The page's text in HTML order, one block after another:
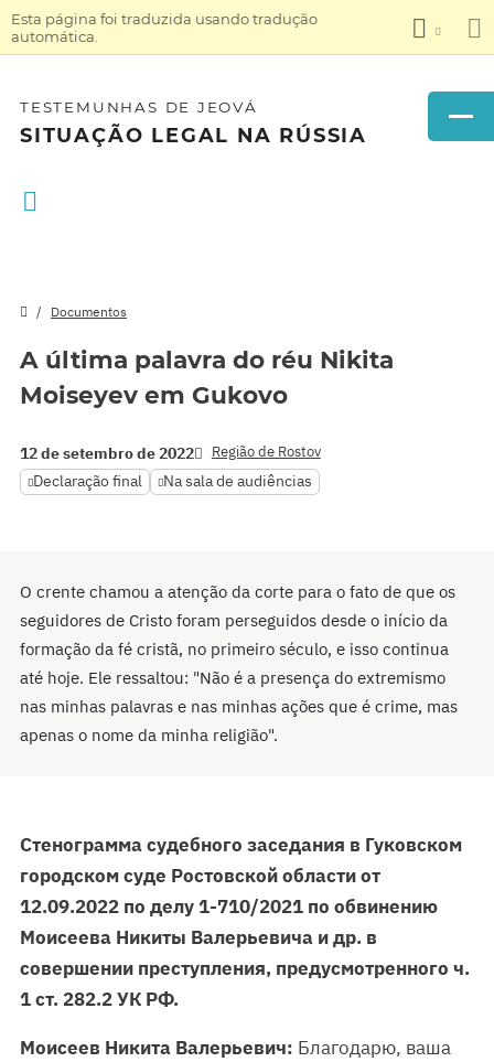
Esta página foi traduzida usando tradução
automática.
TESTEMUNHAS DE JEOVÁ
SITUAÇÃO LEGAL NA RÚSSIA
Documentos
A última palavra do réu Nikita
Moiseyev em Gukovo
12 de setembro de 2022 Região de Rostov
Declaração final Na sala de audiências
O crente chamou a atenção da corte para o fato de que os
seguidores de Cristo foram perseguidos desde o início da
formação da fé cristã, no primeiro século, e isso continua
até hoje. Ele ressaltou: "Não é a presença do extremismo
nas minhas palavras e nas minhas ações que é crime, mas
apenas o nome da minha religião".
Стенограмма судебного заседания в Гуковском
городском суде Ростовской области от
12.09.2022 по делу 1-710/2021 по обвинению
Моисеева Никиты Валерьевича и др. в
совершении преступления, предусмотренного ч.
1 ст. 282.2 УК РФ.
Моисеев Никита Валерьевич: Благодарю, ваша